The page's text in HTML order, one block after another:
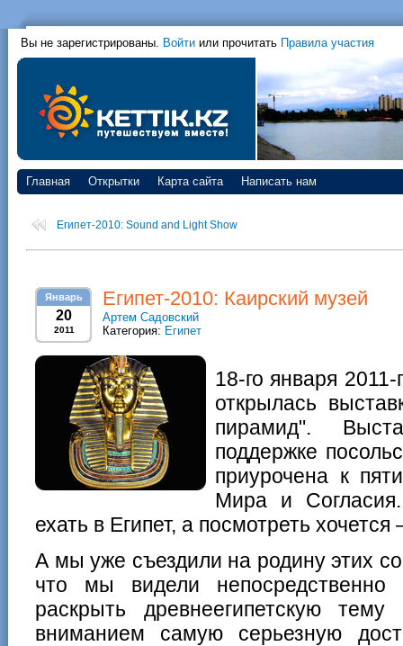
Вы не зарегистрированы. Войти или прочитать Правила участия
Главная Открытки Карта сайта Написать нам
Египет-2010: Sound and Light Show
Январь
20
2011
Египет-2010: Каирский музей
Артем Садовский
Категория: Египет
18-го января
открылась
пирамид".
поддержке
приурочена к
Мира и
ехать в Египет, а посмотреть
А мы уже съездили на родину этих
что мы видели
раскрыть древнеегипетскую
вниманием самую серьезную